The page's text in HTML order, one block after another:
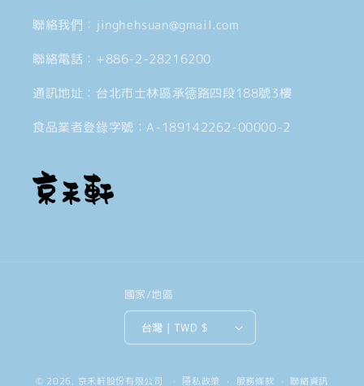
聯絡我們：jinghehsuan@gmail.com
聯絡電話：+886-2-28216200
通訊地址：台北市士林區承德路四段188號3樓
食品業者登錄字號：A-189142262-00000-2
國家/地區
台灣 | TWD $
© 2026, 京禾軒股份有限公司 隱私政策 服務條款 聯絡資訊